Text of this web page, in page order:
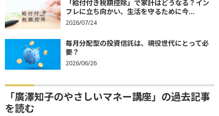
「給付付き税額控除」で家計はどうなる？イン
フレに立ち向かい、生活を守るために今...
2026/07/24
毎月分配型の投資信託は、現役世代にとって必
要？
2026/06/26
「廣澤知子のやさしいマネー講座」の過去記事
を読む